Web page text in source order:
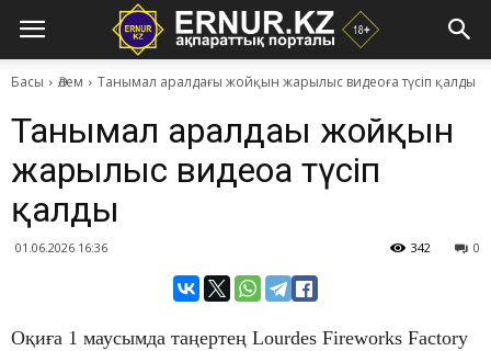
Басы Әлем Танымал аралдағы жойқын жарылыс видеоға түсіп қалды
Танымал аралдағы жойқын
жарылыс видеоға түсіп
қалды
01.06.2026 16:36 0
342
Оқиға 1 маусымда таңертең Lourdes Fireworks Factory